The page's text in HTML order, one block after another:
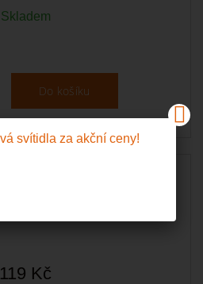
Skladem
Do košíku
119 Kč